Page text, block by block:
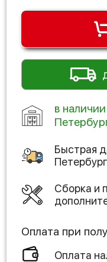
в
Быстрая
Петербург
Сборка и
Оплата при
Оплата